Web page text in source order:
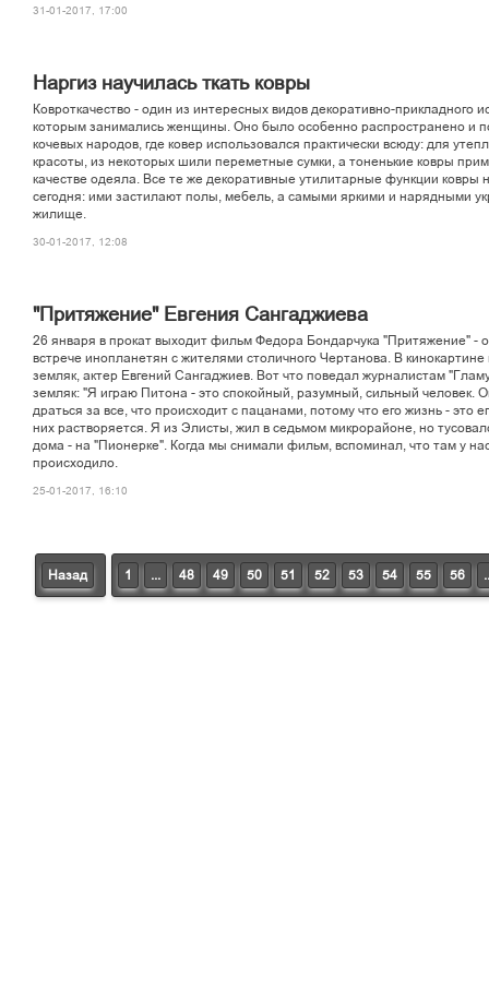
31-01-2017, 17:00
Íàðãèç íàó÷èëàñü òêàòü êîâðû
Êîâðîòêà÷åñòâî - îäèí èç èíòåðåñíûõ âèäîâ äåêîðàòèâíî-ïðèêëàäíîãî
êîòîðûì çàíèìàëèñü æåíùèíû. Îíî áûëî îñîáåííî ðàñïðîñòðàíåíî è
êî÷åâûõ íàðîäîâ, ãäå êîâåð èñïîëüçîâàëñÿ ïðàêòè÷åñêè âñþäó: äëÿ
êðàñîòû, èç íåêîòîðûõ øèëè ïåðåìåòíûå ñóìêè, à òîíåíüêèå êîâðû
êà÷åñòâå îäåÿëà. Âñå òå æå äåêîðàòèâíûå óòèëèòàðíûå ôóíêöèè êîâðû
ñåãîäíÿ: èìè çàñòèëàþò ïîëû, ìåáåëü, à ñàìûìè ÿðêèìè è íàðÿäíûìè
æèëèùå.
30-01-2017, 12:08
"Ïðèòÿæåíèå" Åâãåíèÿ Ñàíãàäæèåâà
26 ÿíâàðÿ â ïðîêàò âûõîäèò ôèëüì Ôåäîðà Áîíäàð÷óêà "Ïðèòÿæåíèå" -
âñòðå÷å èíîïëàíåòÿí ñ æèòåëÿìè ñòîëè÷íîãî ×åðòàíîâà. Â êèíîêàðòèíå
çåìëÿê, àêòåð Åâãåíèé Ñàíãàäæèåâ. Âîò ÷òî ïîâåäàë æóðíàëèñòàì
çåìëÿê: "ß èãðàþ Ïèòîíà - ýòî ñïîêîéíûé, ðàçóìíûé, ñèëüíûé ÷åëîâåê.
äðàòüñÿ çà âñå, ÷òî ïðîèñõîäèò ñ ïàöàíàìè, ïîòîìó ÷òî åãî æèçíü - ýòî
íèõ ðàñòâîðÿåòñÿ. ß èç Ýëèñòû, æèë â ñåäüìîì ìèêðîðàéîíå, íî
äîìà - íà "Ïèîíåðêå". Êîãäà ìû ñíèìàëè ôèëüì, âñïîìèíàë, ÷òî òàì ó
ïðîèñõîäèëî.
25-01-2017, 16:10
Назад 1 ... 48 49 50 51 52 53 54 55 56